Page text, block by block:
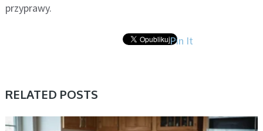
przyprawy.
Pin It
RELATED POSTS
BEZ KATEGORII